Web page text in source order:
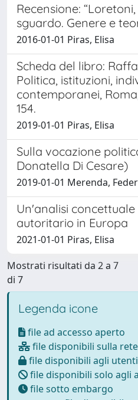
Recensione:
sguardo. Genere e
2016-01-01 Piras, Elisa
Scheda del libro:
Politica, istituzioni,
contemporanei,
154.
2019-01-01 Piras, Elisa
Sulla vocazione
Donatella Di Cesare)
2019-01-01 Merenda,
Un'analisi
autoritario in Europa
2021-01-01 Piras, Elisa
Mostrati risultati da 2 a 7
di 7
Legenda icone
file ad accesso aperto
file disponibili sulla
file disponibili agli
file disponibili solo agli
file sotto embargo